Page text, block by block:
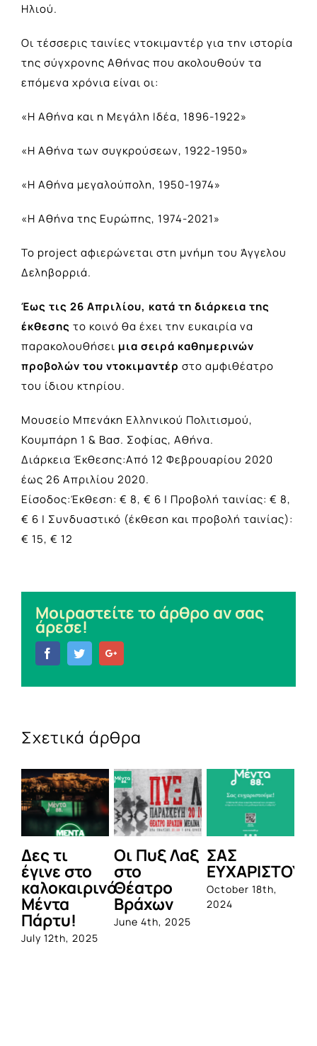
Ηλιού.
Οι τέσσερις ταινίες ντοκιμαντέρ για την ιστορία
της σύγχρονης Αθήνας που ακολουθούν τα
επόμενα χρόνια είναι οι:
«H Αθήνα και η Μεγάλη Ιδέα, 1896-1922»
«Η Αθήνα των συγκρούσεων, 1922-1950»
«Η Αθήνα μεγαλούπολη, 1950-1974»
«Η Αθήνα της Ευρώπης, 1974-2021»
Το project αφιερώνεται στη μνήμη του Άγγελου
Δεληβορριά.
Έως τις 26 Απριλίου, κατά τη διάρκεια της
έκθεσης το κοινό θα έχει την ευκαιρία να
παρακολουθήσει μια σειρά καθημερινών
προβολών του ντοκιμαντέρ στο αμφιθέατρο
του ίδιου κτηρίου.
Μουσείο Μπενάκη Ελληνικού Πολιτισμού,
Κουμπάρη 1 & Βασ. Σοφίας, Αθήνα.
Διάρκεια Έκθεσης:Από 12 Φεβρουαρίου 2020
έως 26 Απριλίου 2020.
Είσοδος:Έκθεση: € 8, € 6 | Προβολή ταινίας: € 8,
€ 6 | Συνδυαστικό (έκθεση και προβολή ταινίας):
€ 15, € 12
Μοιραστείτε το άρθρο αν σας
άρεσε!
FacebookTwitter
Σχετικά άρθρα
Δες τι
έγινε στο
καλοκαιρινό
Μέντα
Πάρτυ!
July 12th, 2025
Οι Πυξ Λαξ
στο
Θέατρο
Βράχων
June 4th, 2025
ΣΑΣ
October 18th,
2024